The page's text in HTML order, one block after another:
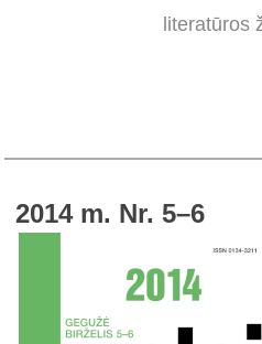
literatūros
2014 m. Nr. 5–6